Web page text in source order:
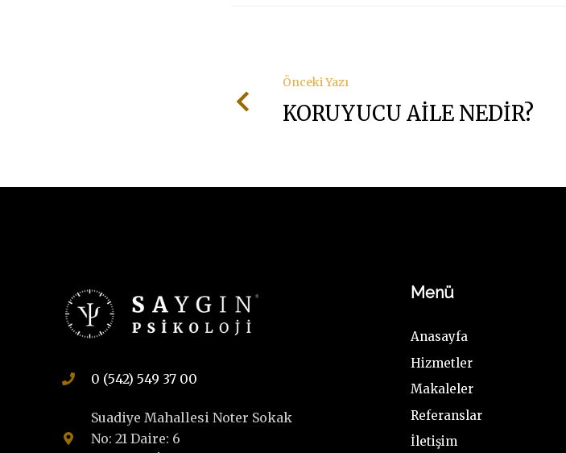
Önceki Yazı
KORUYUCU AİLE NEDİR?
0 (542) 549 37 00
Suadiye Mahallesi Noter Sokak
No: 21 Daire: 6
Menü
Anasayfa
Hizmetler
Makaleler
Referanslar
İletişim